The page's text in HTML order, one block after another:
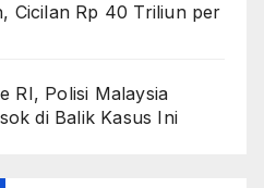
Cicilan Rp 40 Triliun per
RI, Polisi Malaysia
di Balik Kasus Ini